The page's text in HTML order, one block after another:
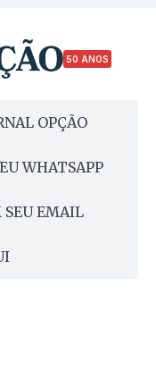
50 ANOS
OPÇÃO
WHATSAPP
SEU EMAIL